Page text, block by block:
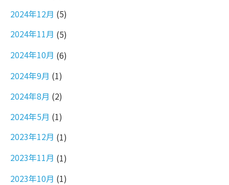
2024年12月 (5)
2024年11月 (5)
2024年10月 (6)
2024年9月 (1)
2024年8月 (2)
2024年5月 (1)
2023年12月 (1)
2023年11月 (1)
2023年10月 (1)